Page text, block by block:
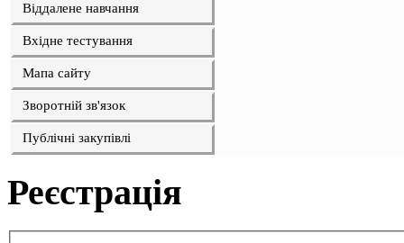
Віддалене навчання
Вхідне тестування
Мапа сайту
Зворотній зв'язок
Публічні закупівлі
Реєстрація